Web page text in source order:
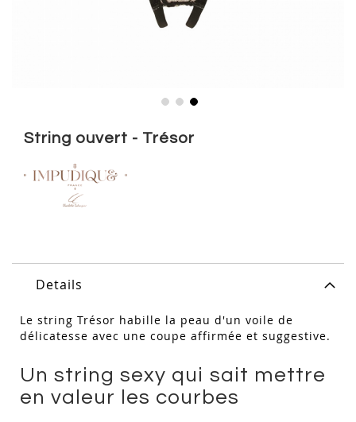
beginning
String ouvert - Trésor
Details
Le string Trésor habille la peau d'un voile de
délicatesse avec une coupe affirmée et suggestive.
Un string sexy qui sait mettre
en valeur les courbes